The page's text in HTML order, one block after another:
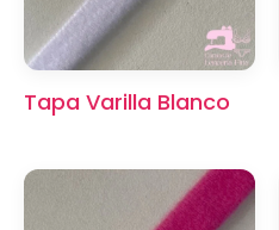
Tapa Varilla Blanco